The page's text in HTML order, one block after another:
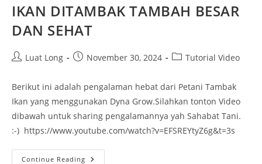
IKAN DITAMBAK TAMBAH BESAR
DAN SEHAT
Luat Long November 30, 2024 Tutorial Video
Berikut ini adalah pengalaman hebat dari Petani Tambak
Ikan yang menggunakan Dyna Grow.Silahkan tonton Video
dibawah untuk sharing pengalamannya yah Sahabat Tani.
:-) https://www.youtube.com/watch?v=EFSREYtyZ6g&t=3s
Continue Reading